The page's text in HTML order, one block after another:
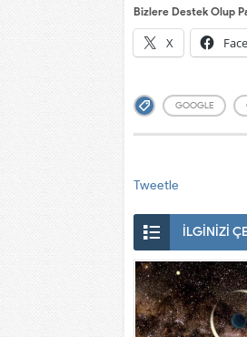
Bizlere Destek Olup
X
GOOGLE
Tweetle
İLGİNİZİ